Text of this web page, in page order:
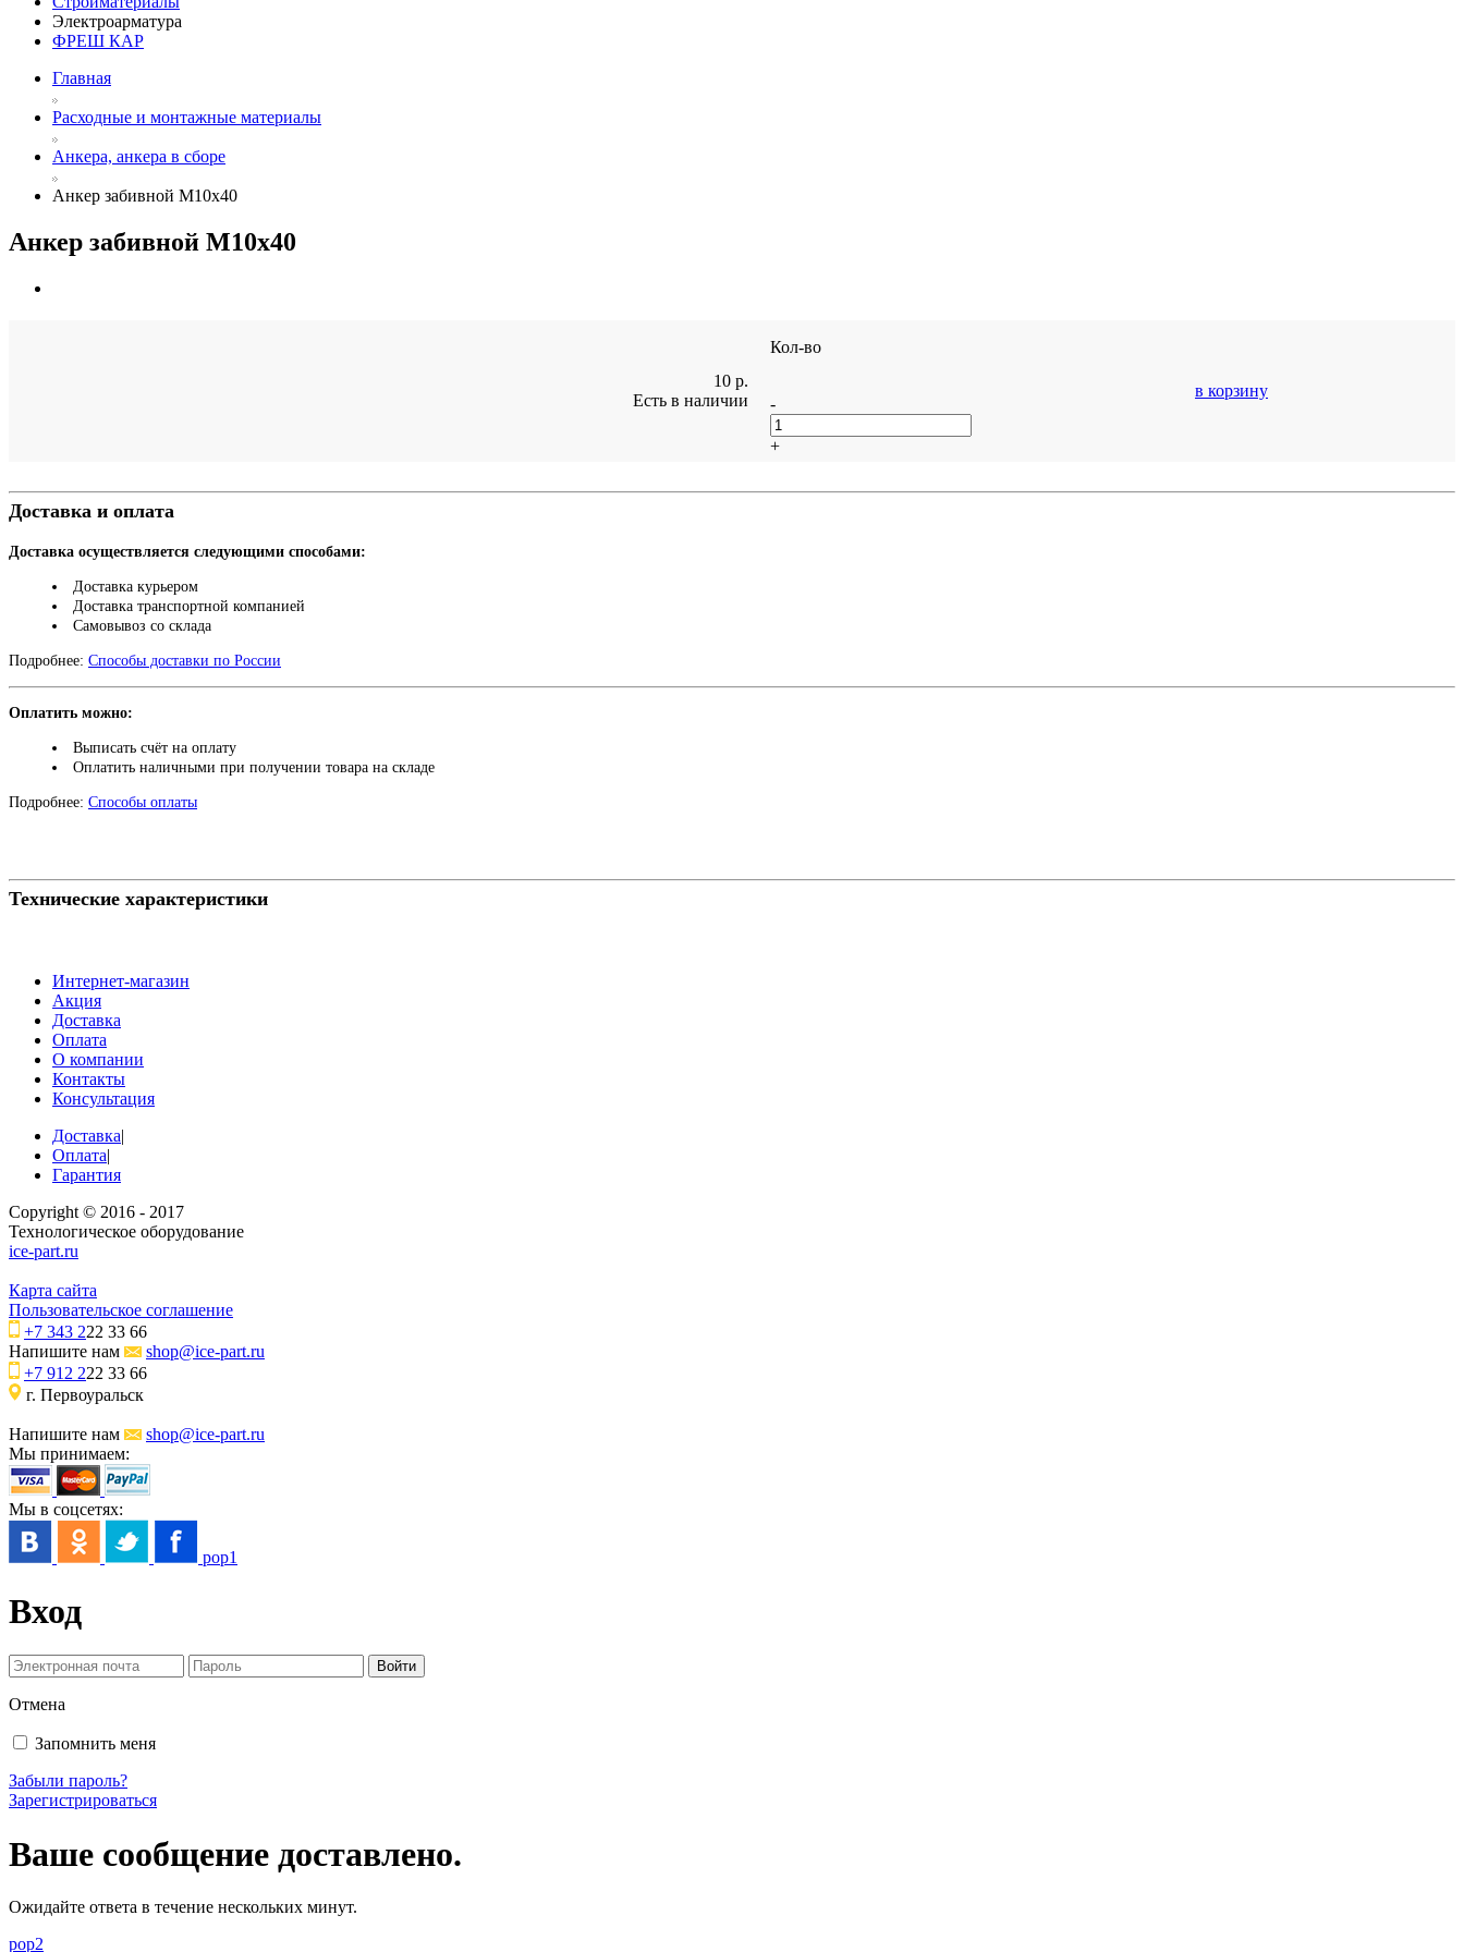
Электроарматура
ФРЕШ КАР
Главная
Расходные и монтажные материалы
Анкера, анкера в сборе
Анкер забивной М10х40
Анкер забивной М10х40
10 р.
Есть в наличии
Кол-во
-
+
в корзину
Доставка и оплата
Доставка осуществляется следующими способами:
Доставка курьером
Доставка транспортной компанией
Самовывоз со склада
Подробнее: Способы доставки по России
Оплатить можно:
Выписать счёт на оплату
Оплатить наличными при получении товара на складе
Подробнее: Способы оплаты
Технические характеристики
Интернет-магазин
Акция
Доставка
Оплата
О компании
Контакты
Консультация
Доставка|
Оплата|
Гарантия
Copyright © 2016 - 2017
Технологическое оборудование
ice-part.ru
Карта сайта
Пользовательское соглашение
+7 343 222 33 66
Напишите нам
shop@ice-part.ru
+7 912 222 33 66
г. Первоуральск
Напишите нам
shop@ice-part.ru
Мы принимаем:
Мы в соцсетях:
pop1
Вход
Отмена
Запомнить меня
Забыли пароль?
Зарегистрироваться
Ваше сообщение доставлено.
Ожидайте ответа в течение нескольких минут.
pop2